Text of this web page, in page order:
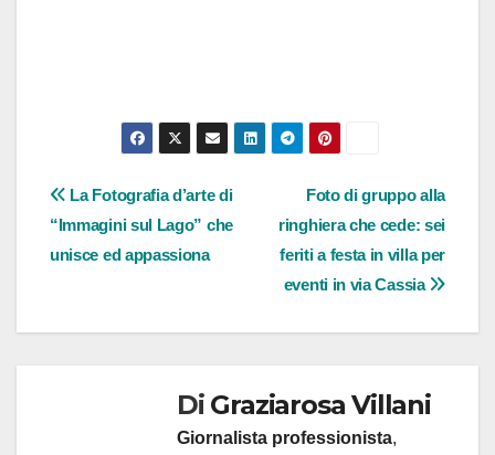
Navigazione
articoli
Foto di gruppo alla
ringhiera che cede: sei
feriti a festa in villa per
eventi in via Cassia
La Fotografia d’arte di
“Immagini sul Lago” che
unisce ed appassiona
Di Graziarosa Villani
Giornalista professionista,